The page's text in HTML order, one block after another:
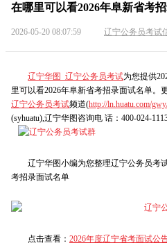
在哪里可以看2026年阜新省考
2026-05-20 08:07:59 辽宁公务员考试
辽宁华图_辽宁公务员考试为您提供
里可以看2026年阜新省考招录面试名单。
辽宁公务员考试频道(http://ln.huatu.com/
(syhuatu),辽宁华图咨询电 话：400-024-
辽宁华图小编为您整理辽宁公务员考
考招录面试名单
点击查看： 2026年度辽宁省考面试公